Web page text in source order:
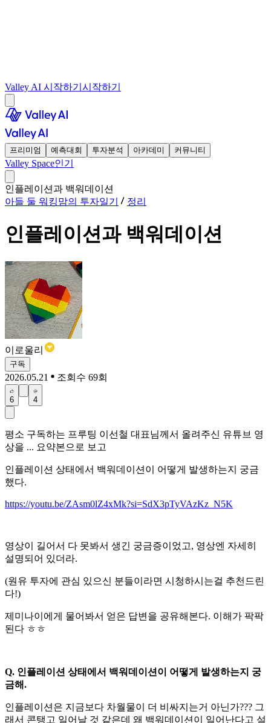
Valley AI 시작하기 시작하기
프리미엄 예측대회 투자분석 아카데미 커뮤니티
Valley Space인기
인플레이션과 백워데이션
아들 둘 워킹맘의 투자일기
정리
인플레이션과 백워데이션
이로울리
구독
2026.05.21 조회수 69회
6 4
평소 구독하는 프루팅 이선철 대표님께서 올려주신 유튜브 영
상을 ... 요약본으로 보고
인플레이션 상태에서 백워데이션이 어떻게 발생하는지 궁금
했다.
https://youtu.be/ZAsm0lZ4xMk?si=SdX3pTyVAzKz_N5K
영상이 길어서 다 못봐서 생긴 궁금증이었고, 영상엔 자세히
설명되어 있더라.
(원유 투자에 관심 있으신 분들이라면 시청하시는걸 추천드린
다!)
제미나이에게 물어봐서 얻은 답변을 공유해본다. 이해가 팍팍
된다 ㅎㅎ
Q. 인플레이션 상태에서 백워데이션이 어떻게 발생하는지 궁
금해.
인플레이션은 지금보다 차월물이 더 비싸지는거 아닌가??? 그
래서 콘탱고 일어날 것 같은데 왜 백워데이션이 일어난다고 설